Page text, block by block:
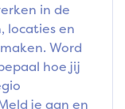
in de
locaties en
Word
hoe jij
je aan en